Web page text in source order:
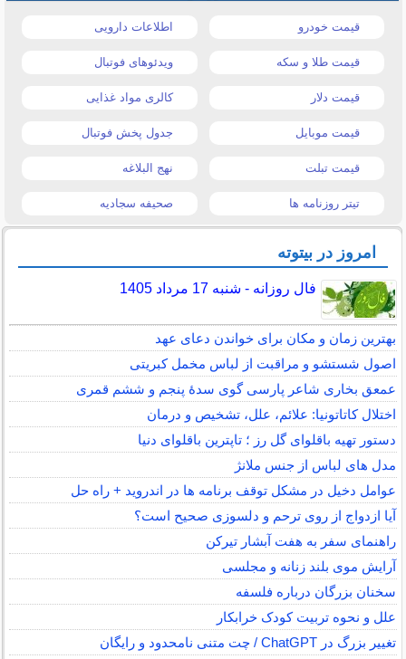
قیمت خودرو اطلاعات دارویی
قیمت طلا و سکه ویدئوهای فوتبال
قیمت دلار کالری مواد غذایی
قیمت موبایل جدول پخش فوتبال
قیمت تبلت نهج البلاغه
تیتر روزنامه ها صحیفه سجادیه
امروز در بیتوته
فال روزانه - شنبه 17 مرداد 1405
بهترین زمان و مکان برای خواندن دعای عهد
اصول شستشو و مراقبت از لباس مخمل کبریتی
عمعق بخاری شاعر پارسی گوی سدهٔ پنجم و ششم قمری
اختلال کاتاتونیا: علائم، علل، تشخیص و درمان
دستور تهیه باقلوای گل رز ؛ تاپترین باقلوای دنیا
مدل های لباس از جنس ملانژ
عوامل دخیل در مشکل توقف برنامه ها در اندروید + راه حل
آیا ازدواج از روی ترحم و دلسوزی صحیح است؟
راهنمای سفر به هفت آبشار تیرکن
آرایش موی بلند زنانه و مجلسی
سخنان بزرگان درباره فلسفه
علل و نحوه تربیت کودک خرابکار
تغییر بزرگ در ChatGPT / چت متنی نامحدود و رایگان